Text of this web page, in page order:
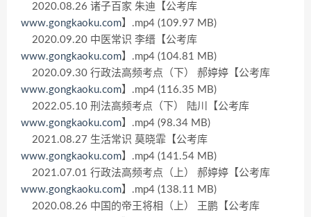
2020.08.26 诸子百家 朱迪【公考库
www.gongkaoku.com】.mp4 (109.97 MB)
2020.09.20 中医常识 李缙【公考库
www.gongkaoku.com】.mp4 (104.81 MB)
2020.09.30 行政法高频考点（下） 郝婷婷【公考库
www.gongkaoku.com】.mp4 (116.35 MB)
2022.05.10 刑法高频考点（下） 陆川【公考库
www.gongkaoku.com】.mp4 (98.34 MB)
2021.08.27 生活常识 莫晓霏【公考库
www.gongkaoku.com】.mp4 (141.54 MB)
2021.07.01 行政法高频考点（上） 郝婷婷【公考库
www.gongkaoku.com】.mp4 (138.11 MB)
2020.08.26 中国的帝王将相（上） 王鹏【公考库